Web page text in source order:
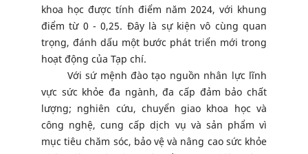
khoa học được tính điểm năm 2024, với khung
điểm từ 0 - 0,25. Đây là sự kiện vô cùng quan
trọng, đánh dấu một bước phát triển mới trong
hoạt động của Tạp chí.
Với sứ mệnh đào tạo nguồn nhân lực lĩnh
vực sức khỏe đa ngành, đa cấp đảm bảo chất
lượng; nghiên cứu, chuyển giao khoa học và
công nghệ, cung cấp dịch vụ và sản phẩm vì
mục tiêu chăm sóc, bảo vệ và nâng cao sức khỏe